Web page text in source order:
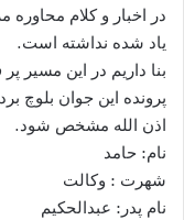
در اخبار و کلام
یاد شده نداشته است.
بنا داریم در این مسیر
پرونده این جوان بلوچ
اذن الله مشخص شود.
نام: حامد
شهرت : وکالت
نام پدر: عبدالحکیم